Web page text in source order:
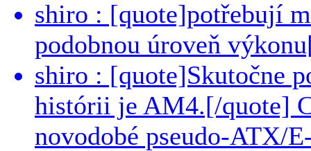
shiro : [quote]potřebují
podobnou úroveň
shiro : [quote]Skutočne
histórii je AM4.[/quote]
novodobé pseudo-ATX/